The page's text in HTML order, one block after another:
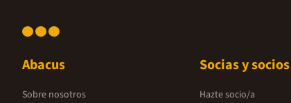
Abacus
Sobre nosotros
Socias y socios
Hazte socio/a